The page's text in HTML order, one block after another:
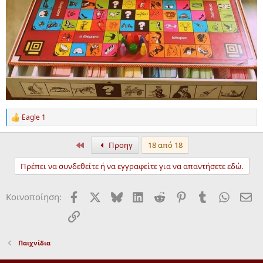
R
e
s
Eagle 1
Πρώτα Προηγ
18 από 18
Πρέπει να συνδεθείτε ή να εγγραφείτε για να απαντήσετε εδώ.
Κοινοποίηση: Facebook BlueskyLinkedInReddit PinterestTumblr
Σύνδεσμος
Παιχνίδια